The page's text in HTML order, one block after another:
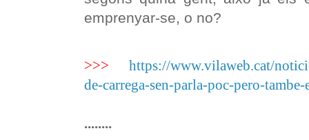
emprenyar-se, o no?
>>>
https://www.vilaweb.cat/
de-carrega-sen-parla-poc-pero-tambe-
........